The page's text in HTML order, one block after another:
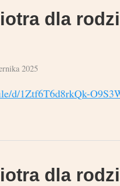
dla
2025
d/1Ztf6T6d8rkQk-
dla